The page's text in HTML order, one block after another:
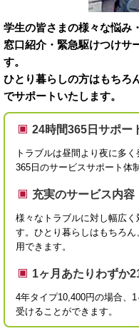
学生の皆さまの様々な悩み
窓口紹介・緊急駆けつけサ
す。
ひとり暮らしの方はもちろ
でサポートいたします。
24時間365日サポー
トラブルは昼間より夜に多
365日のサービスサポート体
充実のサービス内容
様々なトラブルに対し幅広
す。ひとり暮らしはもちろ
用できます。
1ヶ月あたりわずか
4年タイプ10,400円の場合、
受けることができます。